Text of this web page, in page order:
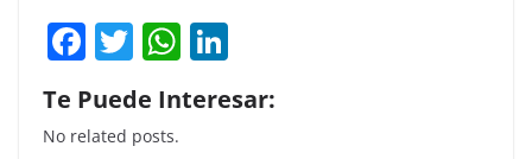
F
a
c
T
w
itt
W
h
at k
Te Puede Interesar:
No related posts.